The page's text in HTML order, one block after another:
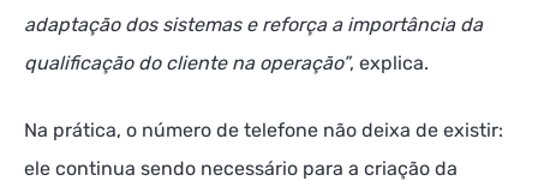
adaptação dos sistemas e reforça a importância da
qualificação do cliente na operação”, explica.
Na prática, o número de telefone não deixa de existir:
ele continua sendo necessário para a criação da